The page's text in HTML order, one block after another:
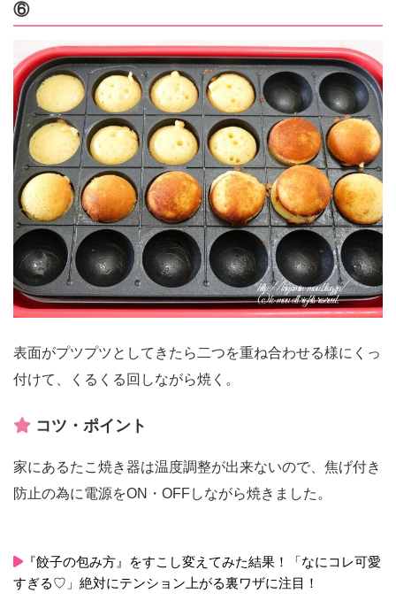
⑥
表面がプツプツとしてきたら二つを重ね合わせる様にくっ
付けて、くるくる回しながら焼く。
コツ・ポイント
家にあるたこ焼き器は温度調整が出来ないので、焦げ付き
防止の為に電源をON・OFFしながら焼きました。
『餃子の包み方』をすこし変えてみた結果！「なにコレ可愛
すぎる♡」絶対にテンション上がる裏ワザに注目！